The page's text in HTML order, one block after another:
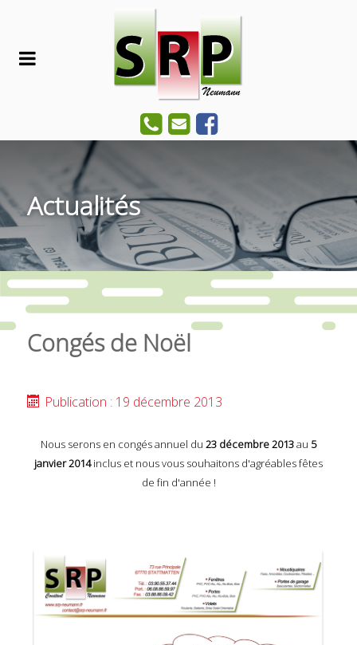
Actualités
Congés de Noël
Publication : 19 décembre 2013
Nous serons en congés annuel du 23 décembre 2013au 5
janvier 2014inclus et nous vous souhaitons d'agréables fêtes
de fin d'année !